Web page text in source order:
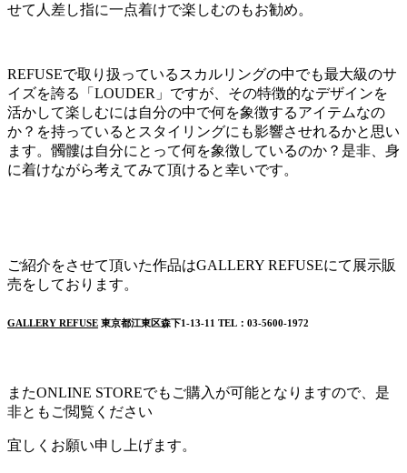
せて人差し指に一点着けで楽しむのもお勧め。
REFUSEで取り扱っているスカルリングの中でも最大級のサ
イズを誇る「LOUDER」ですが、その特徴的なデザインを
活かして楽しむには自分の中で何を象徴するアイテムなの
か？を持っているとスタイリングにも影響させれるかと思い
ます。髑髏は自分にとって何を象徴しているのか？是非、身
に着けながら考えてみて頂けると幸いです。
ご紹介をさせて頂いた作品はGALLERY REFUSEにて展示販
売をしております。
GALLERY REFUSE 東京都江東区森下1-13-11 TEL：03-5600-1972
またONLINE STOREでもご購入が可能となりますので、是
非ともご閲覧ください
宜しくお願い申し上げます。